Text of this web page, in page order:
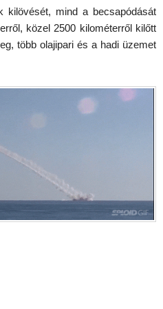
kilövését, mind a becsapódását
közel 2500 kilométerről kilőtt
több olajipari és a hadi üzemet